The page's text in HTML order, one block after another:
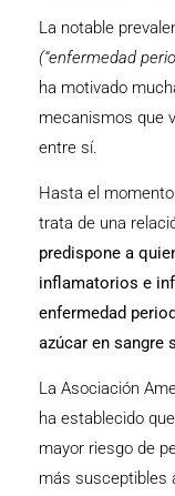
La notable
(“enfermedad
ha motivado
mecanismos que
entre sí.
Hasta el
trata de una
predispone a
inflamatorios e
enfermedad
azúcar en sangre
La Asociación
ha establecido
mayor riesgo de
más susceptibles